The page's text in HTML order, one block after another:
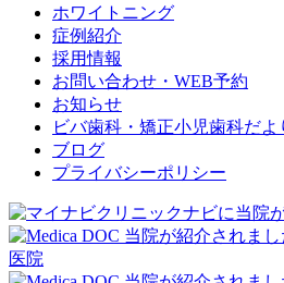
ホワイトニング
症例紹介
採用情報
お問い合わせ・WEB予約
お知らせ
ビバ歯科・矯正小児歯科だよ
ブログ
プライバシーポリシー